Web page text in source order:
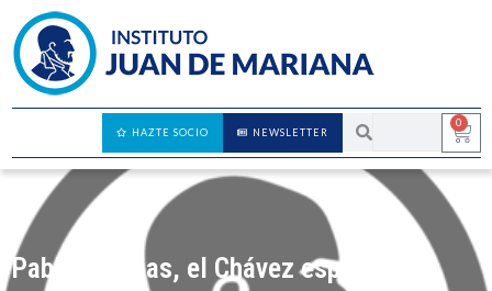
0
NEWSLETTER
HAZTE SOCIO
Pablo Iglesias, el Chávez español